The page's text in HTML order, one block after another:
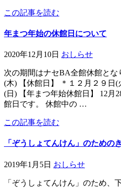
この記事を読む
年まつ年始の休館日について
2020年12月10日 おしらせ
次の期間はナセBA全館休館とな
(木) 【休館日】 ＊１２月２９日(
(日) 【年まつ年始休館日】 12月
館日です。 休館中の …
この記事を読む
「ぞうしょてんけん」のための
2019年1月5日 おしらせ
「ぞうしょてんけん」のため、